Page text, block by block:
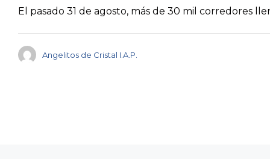
El pasado 31 de agosto, más de 30 mil corredores
Angelitos de Cristal I.A.P.